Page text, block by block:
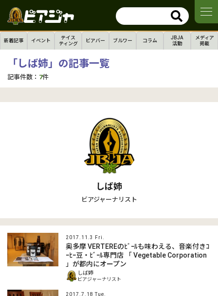
新着記事 イベント
テイス
ティング
ビアバー ブルワー コラム
JBJA
活動
メディア
掲載
「しば姉」の記事一覧
記事件数： 7件
しば姉
ビアジャーナリスト
2017.11.3 Fri.
奥多摩 VERTEREのﾋﾞｰﾙも味わえる、音楽付きｺ
ｰﾋｰ豆・ﾋﾞｰﾙ専門店 「 Vegetable Corporation
」が都内にオープン
しば姉
ビアジャーナリスト
2017.7.18 Tue.